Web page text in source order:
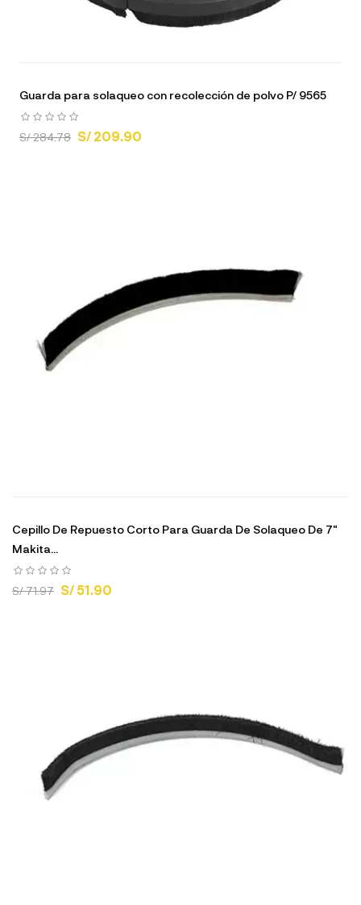
Guarda para solaqueo con recolección de polvo P/ 9565
S/ 284.78 S/ 209.90
Cepillo De Repuesto Corto Para Guarda De Solaqueo De 7"
Makita...
S/ 71.97 S/ 51.90